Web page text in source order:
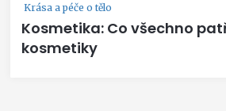
Krása a péče o tělo
Kosmetika: Co všechno
kosmetiky